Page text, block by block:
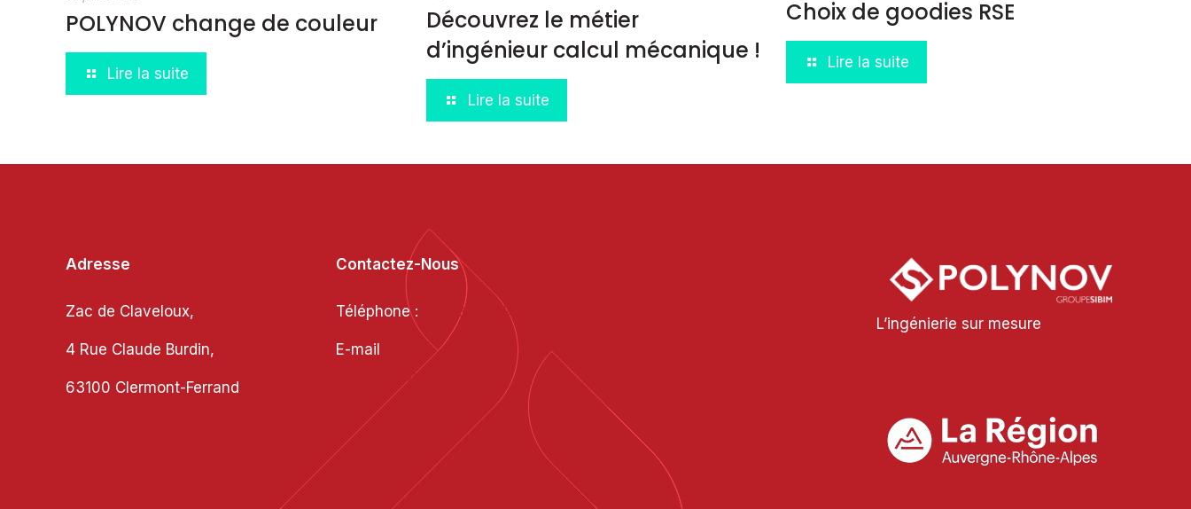
POLYNOV change de couleur
Lire la suite
Découvrez le métier
d’ingénieur calcul mécanique !
Lire la suite
Choix de goodies RSE
Lire la suite
Adresse
Zac de Claveloux,
4 Rue Claude Burdin,
63100 Clermont-Ferrand
Contactez-Nous
Téléphone : 04 73 28 99 02
E-mail
polynov@polynov.fr
L’ingénierie sur mesure